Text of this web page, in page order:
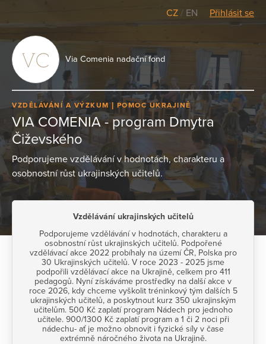
CZ / EN Přihlásit se
Via Comenia nadační fond
VZDĚLÁVÁNÍ A VÝZKUM POMOC UKRAJINĚ
VIA COMENIA - program Dmytra
Čiževského
Podporujeme vzdělávání v hodnotách, charakteru a
osobnostní růst ukrajinských učitelů.
Vzdělávání ukrajinských učitelů
Podporujeme vzdělávání v hodnotách, charakteru a
osobnostní růst ukrajinských učitelů. Podpořené
vzdělávací akce 2022 probíhaly na území ČR, Polska pro
30 Ukrajinských učitelů. V roce 2023 - 2025 jsme
podpořili vzdělávací akce na Ukrajině, celkem pro 411
pedagogů. Nyní získáváme prostředky na další akce v
roce 2026, kdy chceme vyškolit tréninkový tým dalších 5
ukrajinských učitelů, a poskytnout kurz 350 ukrajinským
učitelům. 500 Kč zaplatí program Nádech pro jednoho
učitele. 900/1300 Kč zaplatí program a 1 či 2 noci při
nádechu- ať je možno obnovit i fyzické síly v čase
extrémně náročného života na Ukrajině.